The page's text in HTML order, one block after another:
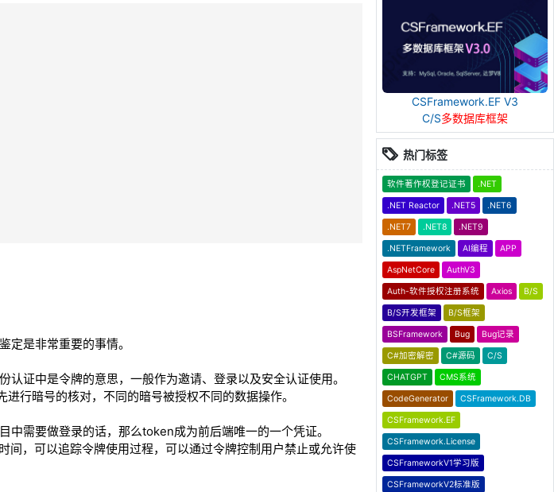
定是非常重要的事情。
证中是令牌的意思，一般作为邀请、登录以及安全认证使用。
行暗号的核对，不同的暗号被授权不同的数据操作。
需要做登录的话，那么token成为前后端唯一的一个凭证。
，可以追踪令牌使用过程，可以通过令牌控制用户禁止或允许使
CSFramework.EF V3
C/S多数据库框架
热门标签
软件著作权登记证书 .NET
.NET Reactor .NET5 .NET6
.NET7 .NET8 .NET9
.NETFramework AI编程 APP
AspNetCore AuthV3
Auth-软件授权注册系统 Axios B/S
B/S开发框架 B/S框架
BSFramework Bug Bug记录
C#加密解密 C#源码 C/S
CHATGPT CMS系统
CodeGenerator CSFramework.DB
CSFramework.EF
CSFramework.License
CSFrameworkV1学习版
CSFrameworkV2标准版